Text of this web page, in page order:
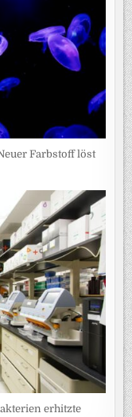
Farbstoff löst
erhitzte